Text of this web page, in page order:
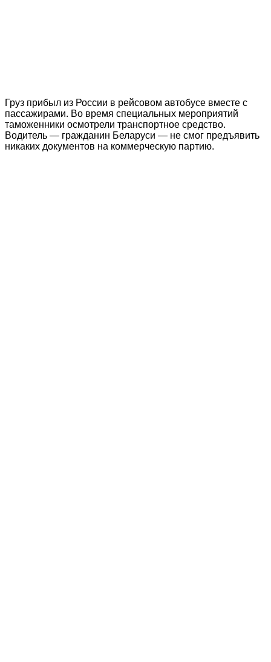
Груз прибыл из России в рейсовом автобусе вместе с
пассажирами. Во время специальных мероприятий
таможенники осмотрели транспортное средство.
Водитель — гражданин Беларуси — не смог предъявить
никаких документов на коммерческую партию.